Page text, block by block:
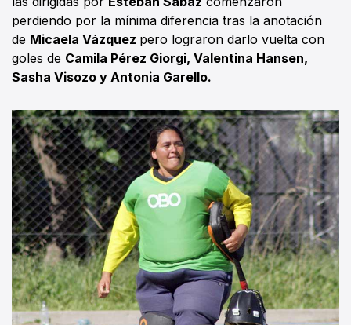
perdiendo por la mínima diferencia tras la anotación
de Micaela Vázquez pero lograron darlo vuelta con
goles de Camila Pérez Giorgi, Valentina Hansen,
Sasha Visozo y Antonia Garello.